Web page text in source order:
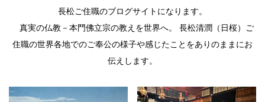
長松ご住職のブログサイトになります。
真実の仏教－本門佛立宗の教えを世界へ。 長松清潤（日桜）ご
住職の世界各地でのご奉公の様子や感じたことをありのままにお
伝えします。